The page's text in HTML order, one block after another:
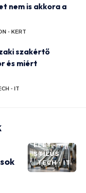
nem is akkora a
- KERT
szakértő
és miért
- IT
ÉLET -
STÍLUS
TECH - IT